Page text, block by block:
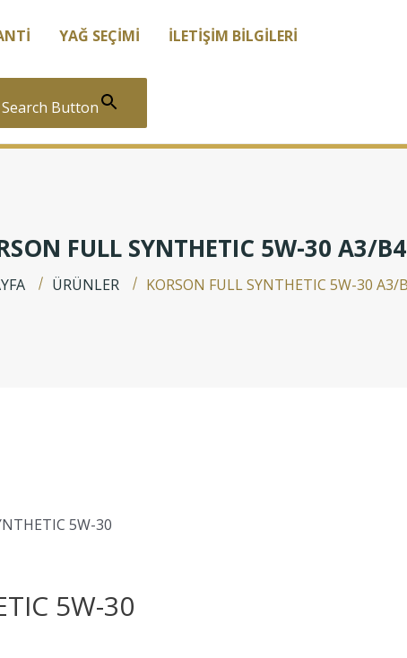
YAĞ SEÇIMI İLETIŞIM BILGILERI
Search Button
FULL SYNTHETIC 5W-30 A3/B4
ÜRÜNLER KORSON FULL SYNTHETIC 5W-30 A3/
5W-30
5W-30